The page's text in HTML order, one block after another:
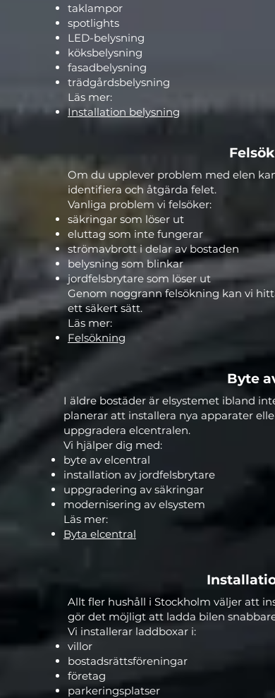
taklampor
spotlights
LED-belysning
köksbelysning
fasadbelysning
trädgårdsbelysning
Läs mer:
Installation belysning
Om du upplever problem med elen
identifiera och åtgärda felet.
Vanliga problem vi felsöker:
säkringar som löser ut
eluttag som inte fungerar
strömavbrott i delar av bostaden
belysning som blinkar
jordfelsbrytare som löser ut
Genom noggrann felsökning kan vi
ett säkert sätt.
Läs mer:
Felsökning
Byte
I äldre bostäder är elsystemet ibland
planerar att installera nya apparater
uppgradera elcentralen.
Vi hjälper dig med:
byte av elcentral
installation av jordfelsbrytare
uppgradering av säkringar
modernisering av elsystem
Läs mer:
Byta elcentral
Allt fler hushåll i Stockholm väljer att
gör det möjligt att ladda bilen
Vi installerar laddboxar i:
villor
bostadsrättsföreningar
företag
parkeringsplatser